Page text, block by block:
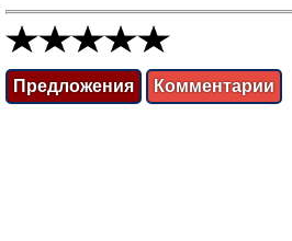
Предложения Комментарии